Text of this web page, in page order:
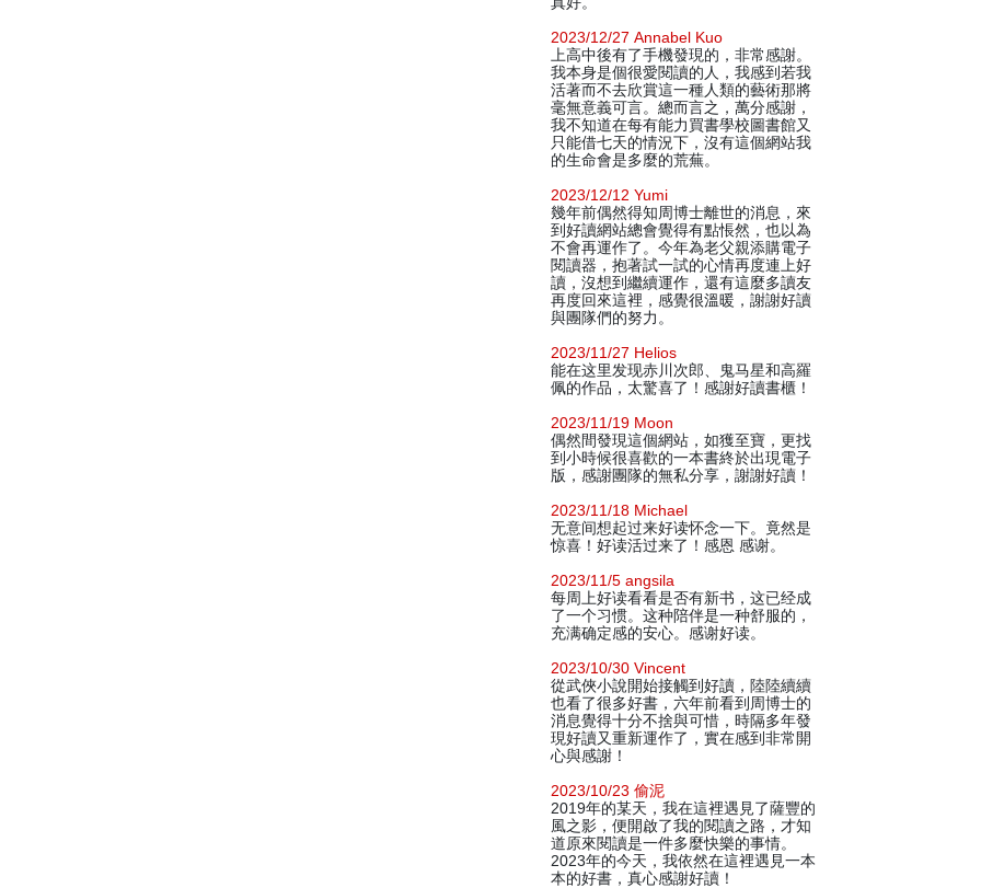
2023/12/27 Annabel Kuo
上高中後有了手機發現的，非常感謝。
我本身是個很愛閱讀的人，我感到若我
活著而不去欣賞這一種人類的藝術那將
毫無意義可言。總而言之，萬分感謝，
我不知道在每有能力買書學校圖書館又
只能借七天的情況下，沒有這個網站我
的生命會是多麼的荒蕪。
2023/12/12 Yumi
幾年前偶然得知周博士離世的消息，來
到好讀網站總會覺得有點悵然，也以為
不會再運作了。今年為老父親添購電子
閱讀器，抱著試一試的心情再度連上好
讀，沒想到繼續運作，還有這麼多讀友
再度回來這裡，感覺很溫暖，謝謝好讀
與團隊們的努力。
2023/11/27 Helios
能在这里发现赤川次郎、鬼马星和高羅
佩的作品，太驚喜了！感謝好讀書櫃！
2023/11/19 Moon
偶然間發現這個網站，如獲至寶，更找
到小時候很喜歡的一本書終於出現電子
版，感謝團隊的無私分享，謝謝好讀！
2023/11/18 Michael
无意间想起过来好读怀念一下。竟然是
惊喜！好读活过来了！感恩 感谢。
2023/11/5 angsila
每周上好读看看是否有新书，这已经成
了一个习惯。这种陪伴是一种舒服的，
充满确定感的安心。感谢好读。
2023/10/30 Vincent
從武俠小說開始接觸到好讀，陸陸續續
也看了很多好書，六年前看到周博士的
消息覺得十分不捨與可惜，時隔多年發
現好讀又重新運作了，實在感到非常開
心與感謝！
2023/10/23 偷泥
2019年的某天，我在這裡遇見了薩豐的
風之影，便開啟了我的閱讀之路，才知
道原來閱讀是一件多麼快樂的事情。
2023年的今天，我依然在這裡遇見一本
本的好書，真心感謝好讀！